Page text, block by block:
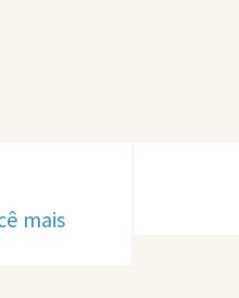
mais